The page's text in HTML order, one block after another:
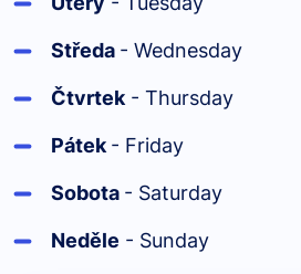
Středa - Wednesday
Čtvrtek - Thursday
Pátek - Friday
Sobota - Saturday
Neděle - Sunday